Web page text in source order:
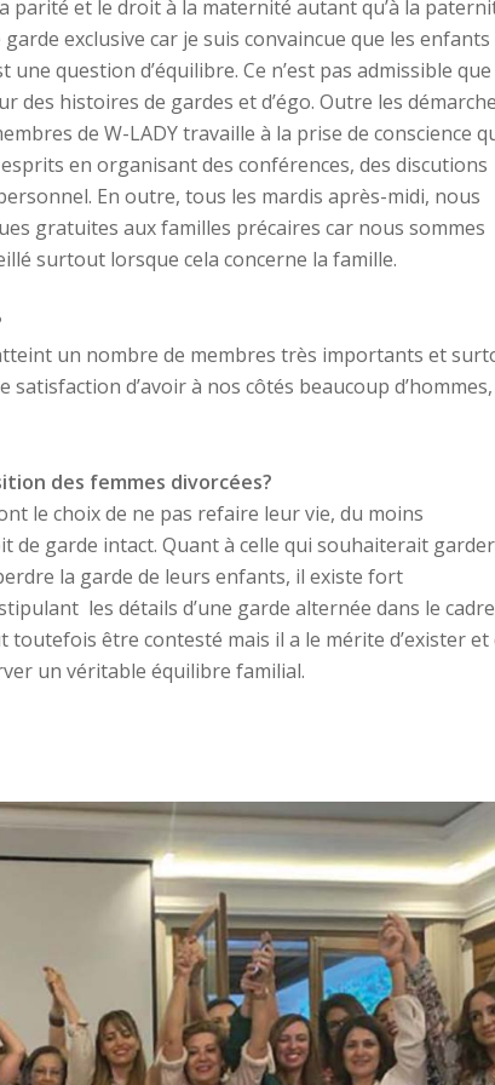
et le droit à la maternité autant qu’à la
exclusive car je suis convaincue que les
question d’équilibre. Ce n’est pas admissible que
histoires de gardes et d’égo. Outre les
de W-LADY travaille à la prise de conscience
en organisant des conférences, des discutions
En outre, tous les mardis après-midi, nous
gratuites aux familles précaires car nous sommes
surtout lorsque cela concerne la famille.
un nombre de membres très importants et
d’avoir à nos côtés beaucoup d’hommes,
des femmes divorcées?
le choix de ne pas refaire leur vie, du moins
garde intact. Quant à celle qui souhaiterait
la garde de leurs enfants, il existe fort
les détails d’une garde alternée dans le cadre
toutefois être contesté mais il a le mérite d’exister et
un véritable équilibre familial.